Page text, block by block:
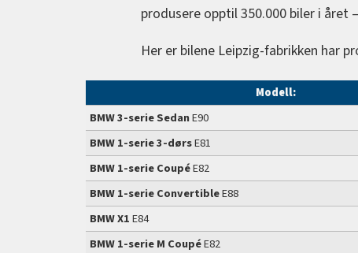
produsere opptil 350.000 biler i
Her er bilene Leipzig-fabrikken har
Modell:
BMW 3-serie SedanE90
BMW 1-serie 3-dørsE81
BMW 1-serie CoupéE82
BMW 1-serie ConvertibleE88
BMW X1E84
BMW 1-serie M CoupéE82